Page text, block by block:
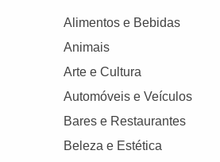
Alimentos e Bebidas
Animais
Arte e Cultura
Automóveis e Veículos
Bares e Restaurantes
Beleza e Estética